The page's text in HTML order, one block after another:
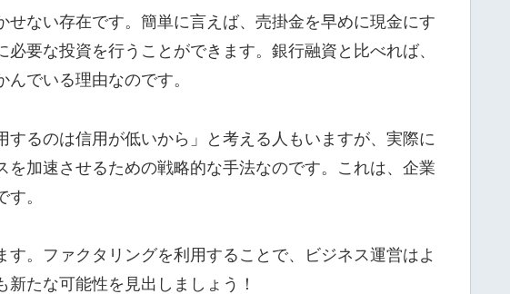
ない存在です。簡単に言えば、売掛金を早めに現金にす
要な投資を行うことができます。銀行融資と比べれば、
でいる理由なのです。
るのは信用が低いから」と考える人もいますが、実際に
加速させるための戦略的な手法なのです。これは、企業
。
。ファクタリングを利用することで、ビジネス運営はよ
たな可能性を見出しましょう！